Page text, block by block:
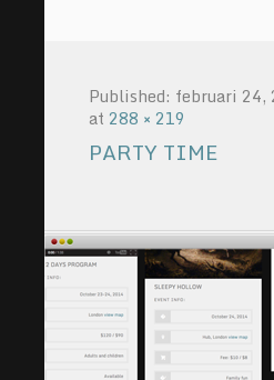
Published: februari 24,
at 288 × 219
PARTY TIME